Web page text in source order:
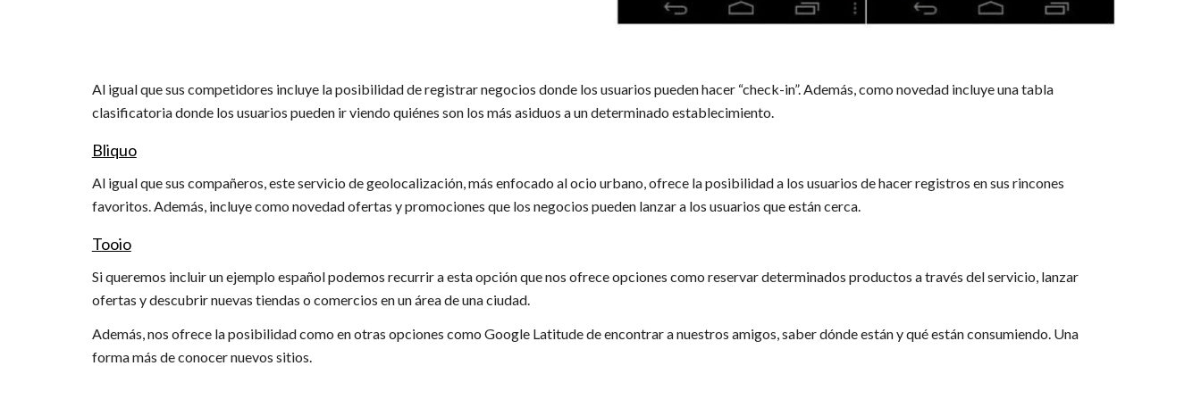
Al igual que sus competidores incluye la posibilidad de registrar negocios donde los usuarios pueden hacer “check-in”. Además, como novedad incluye una tabla
clasificatoria donde los usuarios pueden ir viendo quiénes son los más asiduos a un determinado establecimiento.
Bliquo
Al igual que sus compañeros, este servicio de geolocalización, más enfocado al ocio urbano, ofrece la posibilidad a los usuarios de hacer registros en sus rincones
favoritos. Además, incluye como novedad ofertas y promociones que los negocios pueden lanzar a los usuarios que están cerca.
Tooio
Si queremos incluir un ejemplo español podemos recurrir a esta opción que nos ofrece opciones como reservar determinados productos a través del servicio, lanzar
ofertas y descubrir nuevas tiendas o comercios en un área de una ciudad.
Además, nos ofrece la posibilidad como en otras opciones como Google Latitude de encontrar a nuestros amigos, saber dónde están y qué están consumiendo. Una
forma más de conocer nuevos sitios.